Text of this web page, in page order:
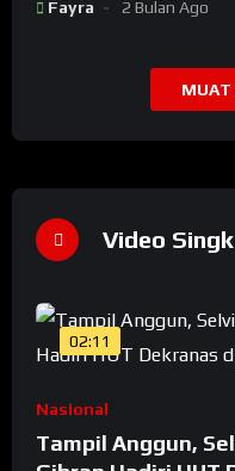
Fayra 2 Bulan Ago
MUAT
Video
02:11
Nasional
Tampil Anggun,